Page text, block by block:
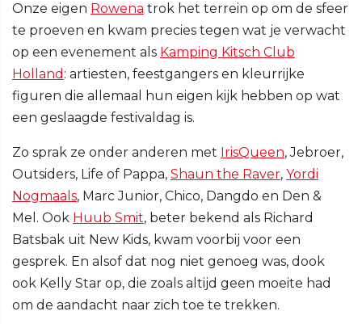
Onze eigen Rowena trok het terrein op om de sfeer
te proeven en kwam precies tegen wat je verwacht
op een evenement als Kamping Kitsch Club
Holland : artiesten, feestgangers en kleurrijke
figuren die allemaal hun eigen kijk hebben op wat
een geslaagde festivaldag is.
Zo sprak ze onder anderen met IrisQueen, Jebroer,
Outsiders, Life of Pappa, Shaun the Raver, Yordi
Nogmaals, Marc Junior, Chico, Dangdo en Den &
Mel. Ook Huub Smit, beter bekend als Richard
Batsbak uit New Kids, kwam voorbij voor een
gesprek. En alsof dat nog niet genoeg was, dook
ook Kelly Star op, die zoals altijd geen moeite had
om de aandacht naar zich toe te trekken.